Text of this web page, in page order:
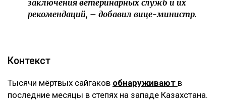
заключения ветеринарных служб и их
рекомендаций, – добавил вице-министр.
Контекст
Тысячи мёртвых сайгаков обнаруживают в
последние месяцы в степях на западе Казахстана.